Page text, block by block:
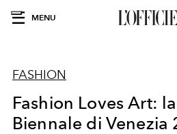
MENU
FASHION
Fashion Loves Art:
Biennale di Venezia